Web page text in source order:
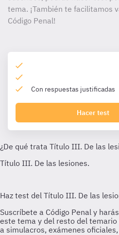
tema. ¡También te facilitamos
Código Penal!
Con respuestas justificadas
Hacer test